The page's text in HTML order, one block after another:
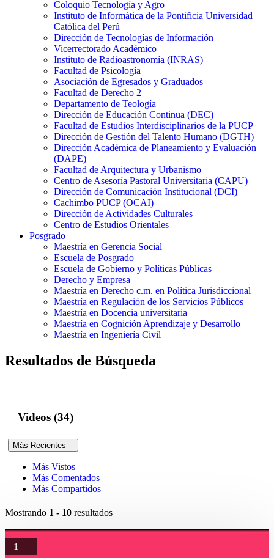
Coloquio Tecnología y Agro
Instituto de Informática de la Pontificia Universidad
Católica del Perú
Dirección de Tecnologías de Información
Vicerrectorado Académico
Instituto de Radioastronomía (INRAS)
Facultad de Psicología
Asociación de Egresados y Graduados
Facultad de Derecho 2
Departamento de Teología
Dirección de Educación Continua (DEC)
Facultad de Estudios Interdisciplinarios de la PUCP
Dirección de Gestión del Talento Humano (DGTH)
Dirección Académica de Planeamiento y Evaluación
(DAPE)
Facultad de Arquitectura y Urbanismo
Centro de Asesoría Pastoral Universitaria (CAPU)
Dirección de Comunicación Institucional (DCI)
Cachimbo PUCP (OCAI)
Dirección de Actividades Culturales
Centro de Estudios Orientales
Posgrado
Maestría en Gerencia Social
Escuela de Posgrado
Escuela de Gobierno y Políticas Públicas
Derecho y Empresa
Maestría en Derecho c.m. en Política Jurisdiccional
Maestría en Regulación de los Servicios Públicos
Maestría en Docencia universitaria
Maestría en Cognición Aprendizaje y Desarrollo
Maestría en Ingeniería Civil
Resultados de Búsqueda
Videos (34)
Más Recientes
Más Vistos
Más Comentados
Más Compartidos
Mostrando 1 - 10 resultados
1